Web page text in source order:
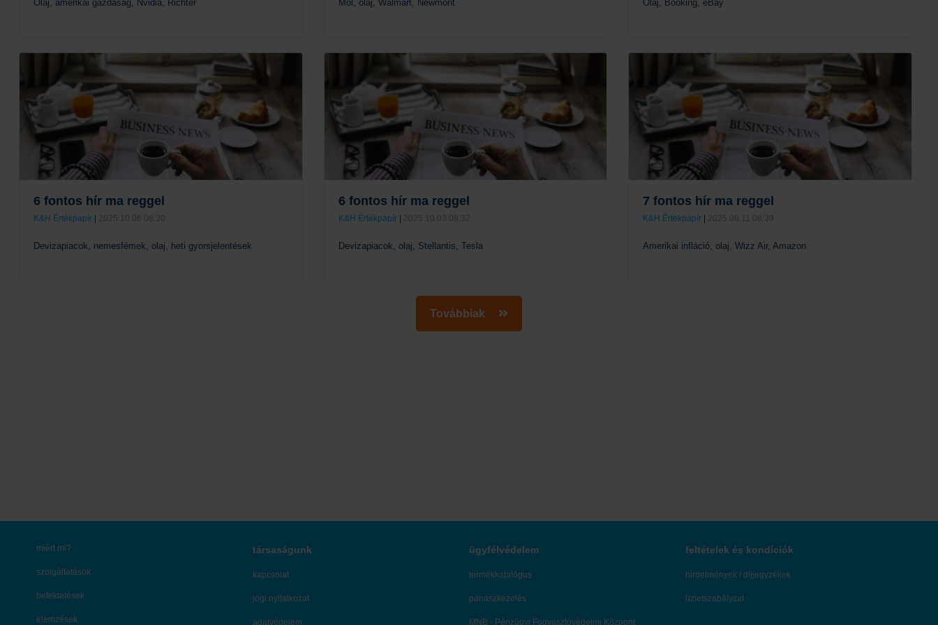
Olaj, amerikai gazdaság, Nvidia, Richter
Tovább
Mol, olaj, Walmart, Newmont
Tovább
Olaj, Booking, eBay
Tovább
6 fontos hír ma reggel
K&H Értékpapír | 2025.10.06 08:30
Devizapiacok, nemesfémek, olaj, heti gyorsjelentések
6 fontos hír ma reggel
K&H Értékpapír| 2025.10.03 08:32
Devizapiacok, olaj, Stellantis, Tesla
7 fontos hír ma reggel
K&H Értékpapír | 2025.09.11 08:39
Amerikai infláció, olaj, Wizz Air, Amazon
Továbbiak
miért mi?
szolgáltatások
befektetések
elemzések
társaságunk
kapcsolat
jogi nyilatkozat
adatvédelem
ügyfélvédelem
termékkatalógus
panaszkezelés
MNB - Pénzügyi Fogyasztóvédelmi Központ
feltételek és kondíciók
hirdetmények / díjjegyzékek
üzletszabályzat